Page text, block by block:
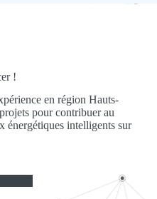
!
en région Hauts-
pour contribuer au
énergétiques intelligents sur